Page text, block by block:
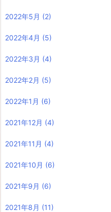
2022年5月 (2)
2022年4月 (5)
2022年3月 (4)
2022年2月 (5)
2022年1月 (6)
2021年12月 (4)
2021年11月 (4)
2021年10月 (6)
2021年9月 (6)
2021年8月 (11)